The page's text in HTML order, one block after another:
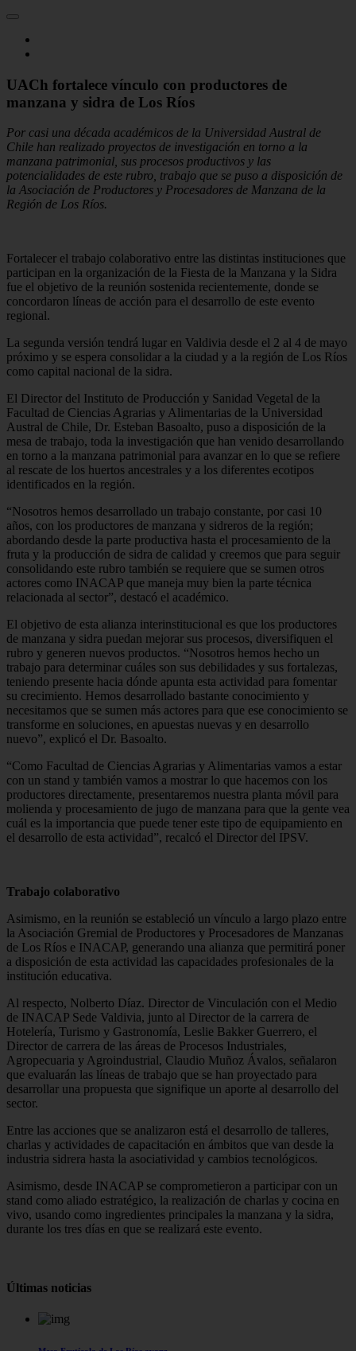
UACh fortalece vínculo con productores de
manzana y sidra de Los Ríos
Por casi una década académicos de la Universidad Austral de
Chile han realizado proyectos de investigación en torno a la
manzana patrimonial, sus procesos productivos y las
potencialidades de este rubro, trabajo que se puso a disposición de
la Asociación de Productores y Procesadores de Manzana de la
Región de Los Ríos.
Fortalecer el trabajo colaborativo entre las distintas instituciones que
participan en la organización de la Fiesta de la Manzana y la Sidra
fue el objetivo de la reunión sostenida recientemente, donde se
concordaron líneas de acción para el desarrollo de este evento
regional.
La segunda versión tendrá lugar en Valdivia desde el 2 al 4 de mayo
próximo y se espera consolidar a la ciudad y a la región de Los Ríos
como capital nacional de la sidra.
El Director del Instituto de Producción y Sanidad Vegetal de la
Facultad de Ciencias Agrarias y Alimentarias de la Universidad
Austral de Chile, Dr. Esteban Basoalto, puso a disposición de la
mesa de trabajo, toda la investigación que han venido desarrollando
en torno a la manzana patrimonial para avanzar en lo que se refiere
al rescate de los huertos ancestrales y a los diferentes ecotipos
identificados en la región.
“Nosotros hemos desarrollado un trabajo constante, por casi 10
años, con los productores de manzana y sidreros de la región;
abordando desde la parte productiva hasta el procesamiento de la
fruta y la producción de sidra de calidad y creemos que para seguir
consolidando este rubro también se requiere que se sumen otros
actores como INACAP que maneja muy bien la parte técnica
relacionada al sector”, destacó el académico.
El objetivo de esta alianza interinstitucional es que los productores
de manzana y sidra puedan mejorar sus procesos, diversifiquen el
rubro y generen nuevos productos. “Nosotros hemos hecho un
trabajo para determinar cuáles son sus debilidades y sus fortalezas,
teniendo presente hacia dónde apunta esta actividad para fomentar
su crecimiento. Hemos desarrollado bastante conocimiento y
necesitamos que se sumen más actores para que ese conocimiento se
transforme en soluciones, en apuestas nuevas y en desarrollo
nuevo”, explicó el Dr. Basoalto.
“Como Facultad de Ciencias Agrarias y Alimentarias vamos a estar
con un stand y también vamos a mostrar lo que hacemos con los
productores directamente, presentaremos nuestra planta móvil para
molienda y procesamiento de jugo de manzana para que la gente vea
cuál es la importancia que puede tener este tipo de equipamiento en
el desarrollo de esta actividad”, recalcó el Director del IPSV.
Trabajo colaborativo
Asimismo, en la reunión se estableció un vínculo a largo plazo entre
la Asociación Gremial de Productores y Procesadores de Manzanas
de Los Ríos e INACAP, generando una alianza que permitirá poner
a disposición de esta actividad las capacidades profesionales de la
institución educativa.
Al respecto, Nolberto Díaz. Director de Vinculación con el Medio
de INACAP Sede Valdivia, junto al Director de la carrera de
Hotelería, Turismo y Gastronomía, Leslie Bakker Guerrero, el
Director de carrera de las áreas de Procesos Industriales,
Agropecuaria y Agroindustrial, Claudio Muñoz Ávalos, señalaron
que evaluarán las líneas de trabajo que se han proyectado para
desarrollar una propuesta que signifique un aporte al desarrollo del
sector.
Entre las acciones que se analizaron está el desarrollo de talleres,
charlas y actividades de capacitación en ámbitos que van desde la
industria sidrera hasta la asociatividad y cambios tecnológicos.
Asimismo, desde INACAP se comprometieron a participar con un
stand como aliado estratégico, la realización de charlas y cocina en
vivo, usando como ingredientes principales la manzana y la sidra,
durante los tres días en que se realizará este evento.
Últimas noticias